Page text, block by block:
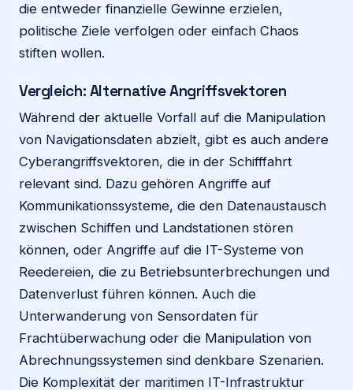
die entweder finanzielle Gewinne erzielen,
politische Ziele verfolgen oder einfach Chaos
stiften wollen.
Vergleich: Alternative Angriffsvektoren
Während der aktuelle Vorfall auf die Manipulation
von Navigationsdaten abzielt, gibt es auch andere
Cyberangriffsvektoren, die in der Schifffahrt
relevant sind. Dazu gehören Angriffe auf
Kommunikationssysteme, die den Datenaustausch
zwischen Schiffen und Landstationen stören
können, oder Angriffe auf die IT-Systeme von
Reedereien, die zu Betriebsunterbrechungen und
Datenverlust führen können. Auch die
Unterwanderung von Sensordaten für
Frachtüberwachung oder die Manipulation von
Abrechnungssystemen sind denkbare Szenarien.
Die Komplexität der maritimen IT-Infrastruktur